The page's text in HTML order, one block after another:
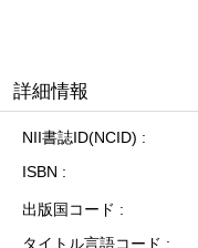
詳細情報
NII書誌ID(NCID)
ISBN
出版国コード
タイトル言語コード